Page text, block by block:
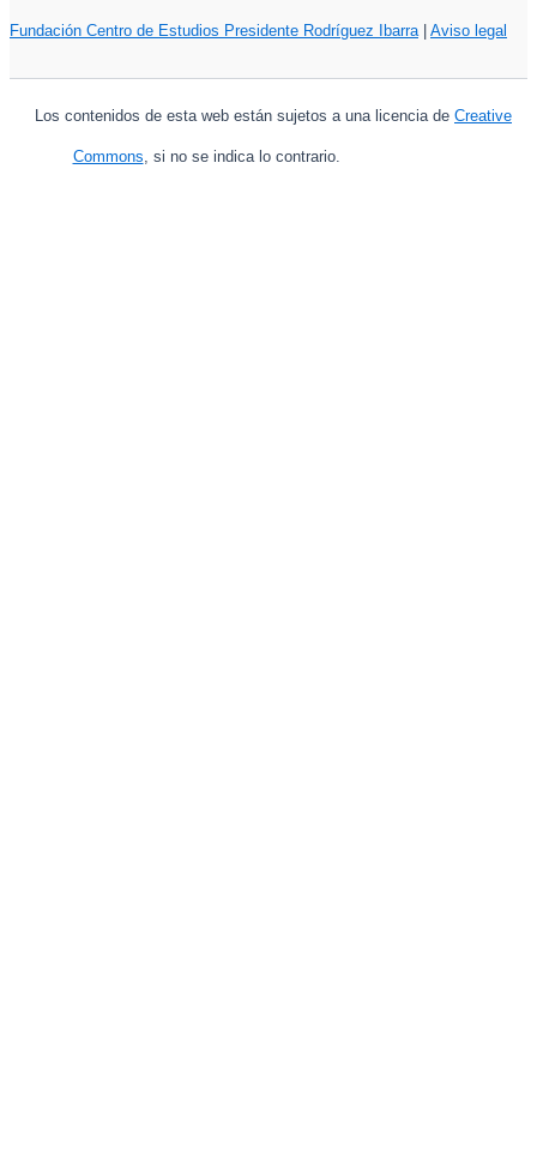
Fundación Centro de Estudios Presidente Rodríguez Ibarra| Aviso legal
Los contenidos de esta web están sujetos a una licencia de Creative
Commons, si no se indica lo contrario.